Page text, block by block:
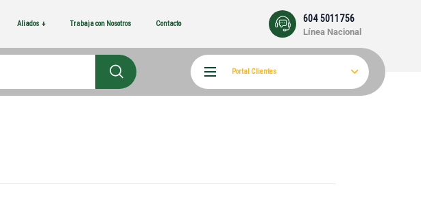
Aliados Trabaja con Nosotros Contacto 604 5011756
Línea Nacional
Portal Clientes